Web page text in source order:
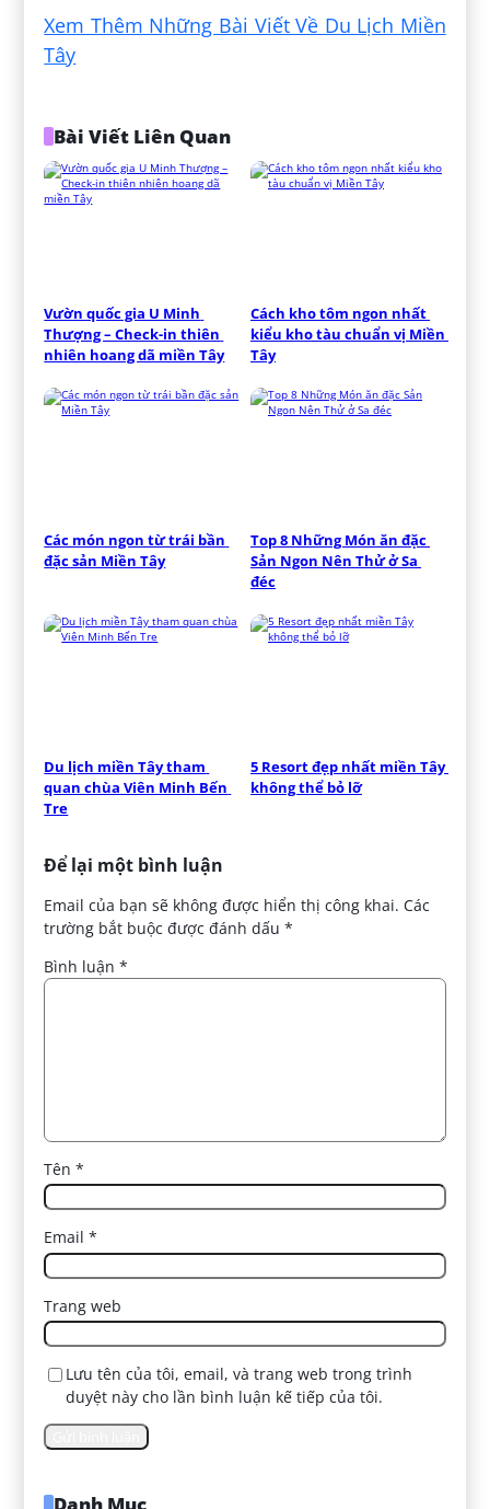
Xem Thêm Những Bài Viết Về Du Lịch Miền
Tây
Bài Viết Liên Quan
Vườn quốc gia U Minh
Thượng – Check-in thiên
nhiên hoang dã miền Tây
Cách kho tôm ngon nhất
kiểu kho tàu chuẩn vị Miền
Tây
Các món ngon từ trái bần
đặc sản Miền Tây
Top 8 Những Món ăn đặc
Sản Ngon Nên Thử ở Sa
đéc
Du lịch miền Tây tham
quan chùa Viên Minh Bến
Tre
5 Resort đẹp nhất miền Tây
không thể bỏ lỡ
Để lại một bình luận
Email của bạn sẽ không được hiển thị công khai. Các
trường bắt buộc được đánh dấu*
Bình luận*
Tên*
Email*
Trang web
Lưu tên của tôi, email, và trang web trong trình
duyệt này cho lần bình luận kế tiếp của tôi.
Danh Mục